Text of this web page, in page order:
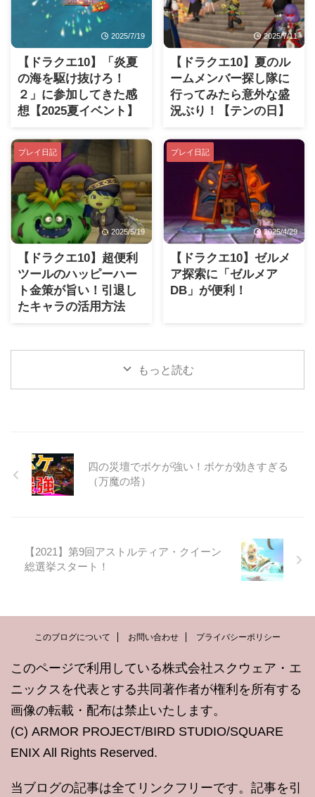
2025/7/19
【ドラクエ10】「炎夏
の海を駆け抜けろ！
２」に参加してきた感
想【2025夏イベント】
2025/7/11
【ドラクエ10】夏のル
ームメンバー探し隊に
行ってみたら意外な盛
況ぶり！【テンの日】
プレイ日記
2025/5/19
【ドラクエ10】超便利
ツールのハッピーハー
ト金策が旨い！引退し
たキャラの活用方法
プレイ日記
2025/4/29
【ドラクエ10】ゼルメ
ア探索に「ゼルメア
DB」が便利！
もっと読む
四の災壇でボケが強い！ボケが効きすぎる
（万魔の塔）
【2021】第9回アストルティア・クイーン
総選挙スタート！
このブログについて お問い合わせ プライバシーポリシー
このページで利用している株式会社スクウェア・エ
ニックスを代表とする共同著作者が権利を所有する
画像の転載・配布は禁止いたします。
(C) ARMOR PROJECT/BIRD STUDIO/SQUARE
ENIX All Rights Reserved.
当ブログの記事は全てリンクフリーです。記事を引